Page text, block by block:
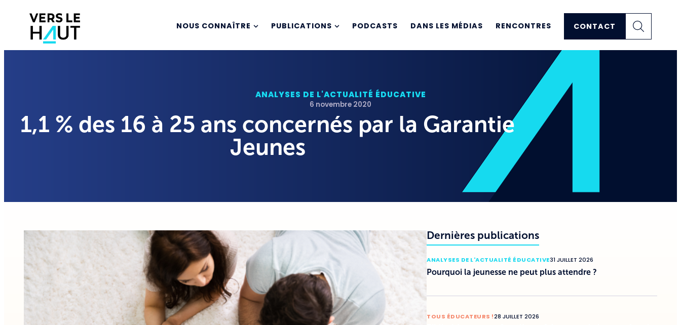
NOUS CONNAÎTRE PUBLICATIONS PODCASTS DANS LES MÉDIAS RENCONTRES CONTACT
ANALYSES DE L'ACTUALITÉ ÉDUCATIVE
6 novembre 2020
1,1 % des 16 à 25 ans concernés par la Garantie
Jeunes
Dernières publications
ANALYSES DE L'ACTUALITÉ ÉDUCATIVE31 JUILLET 2026
Pourquoi la jeunesse ne peut plus attendre ?
TOUS ÉDUCATEURS !28 JUILLET 2026